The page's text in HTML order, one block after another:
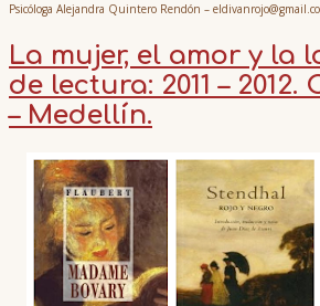
Psicóloga Alejandra Quintero Rendón –
La mujer, el amor y la
de lectura: 2011 –
– Medellín.